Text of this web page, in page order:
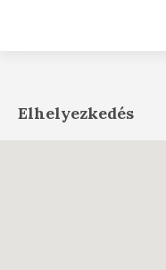
Elhelyezkedés